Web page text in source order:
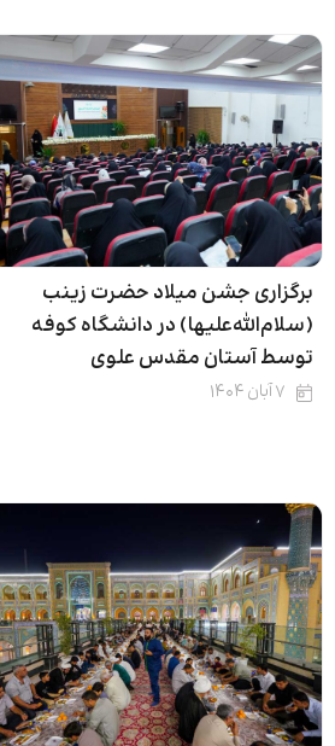
برگزاری جشن میلاد حضرت زینب
(سلام‌الله‌علیها) در دانشگاه کوفه
توسط آستان مقدس علوی
۷ آبان ۱۴۰۴